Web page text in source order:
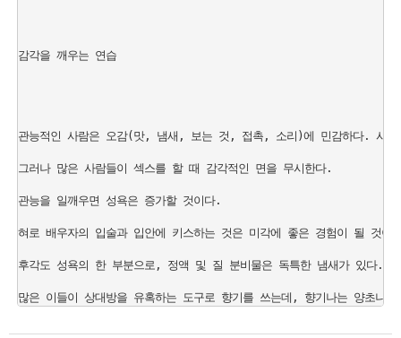
감각을 깨우는 연습
관능적인 사람은 오감(맛, 냄새, 보는 것, 접촉, 소리)에 민감하다. 사
그러나 많은 사람들이 섹스를 할 때 감각적인 면을 무시한다.
관능을 일깨우면 성욕은 증가할 것이다.
혀로 배우자의 입술과 입안에 키스하는 것은 미각에 좋은 경험이 될 것
후각도 성욕의 한 부분으로, 정액 및 질 분비물은 독특한 냄새가 있다.